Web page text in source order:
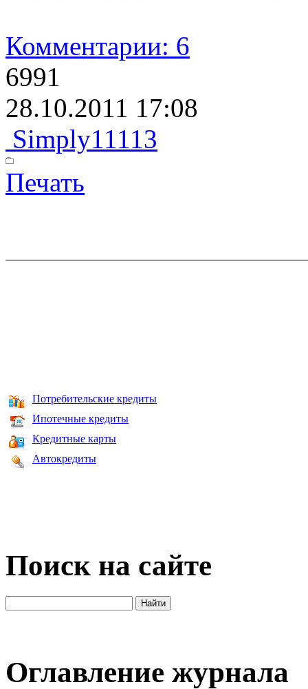
Комментарии: 6
6991
28.10.2011 17:08
Simply11113
Печать
Потребительские кредиты
Ипотечные кредиты
Кредитные карты
Автокредиты
Поиск на сайте
Оглавление журнала